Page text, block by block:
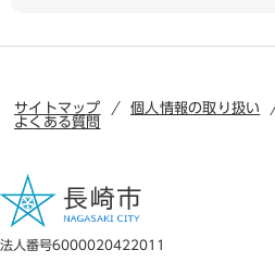
サイトマップ 個人情報の取り扱い
よくある質問
法人番号6000020422011